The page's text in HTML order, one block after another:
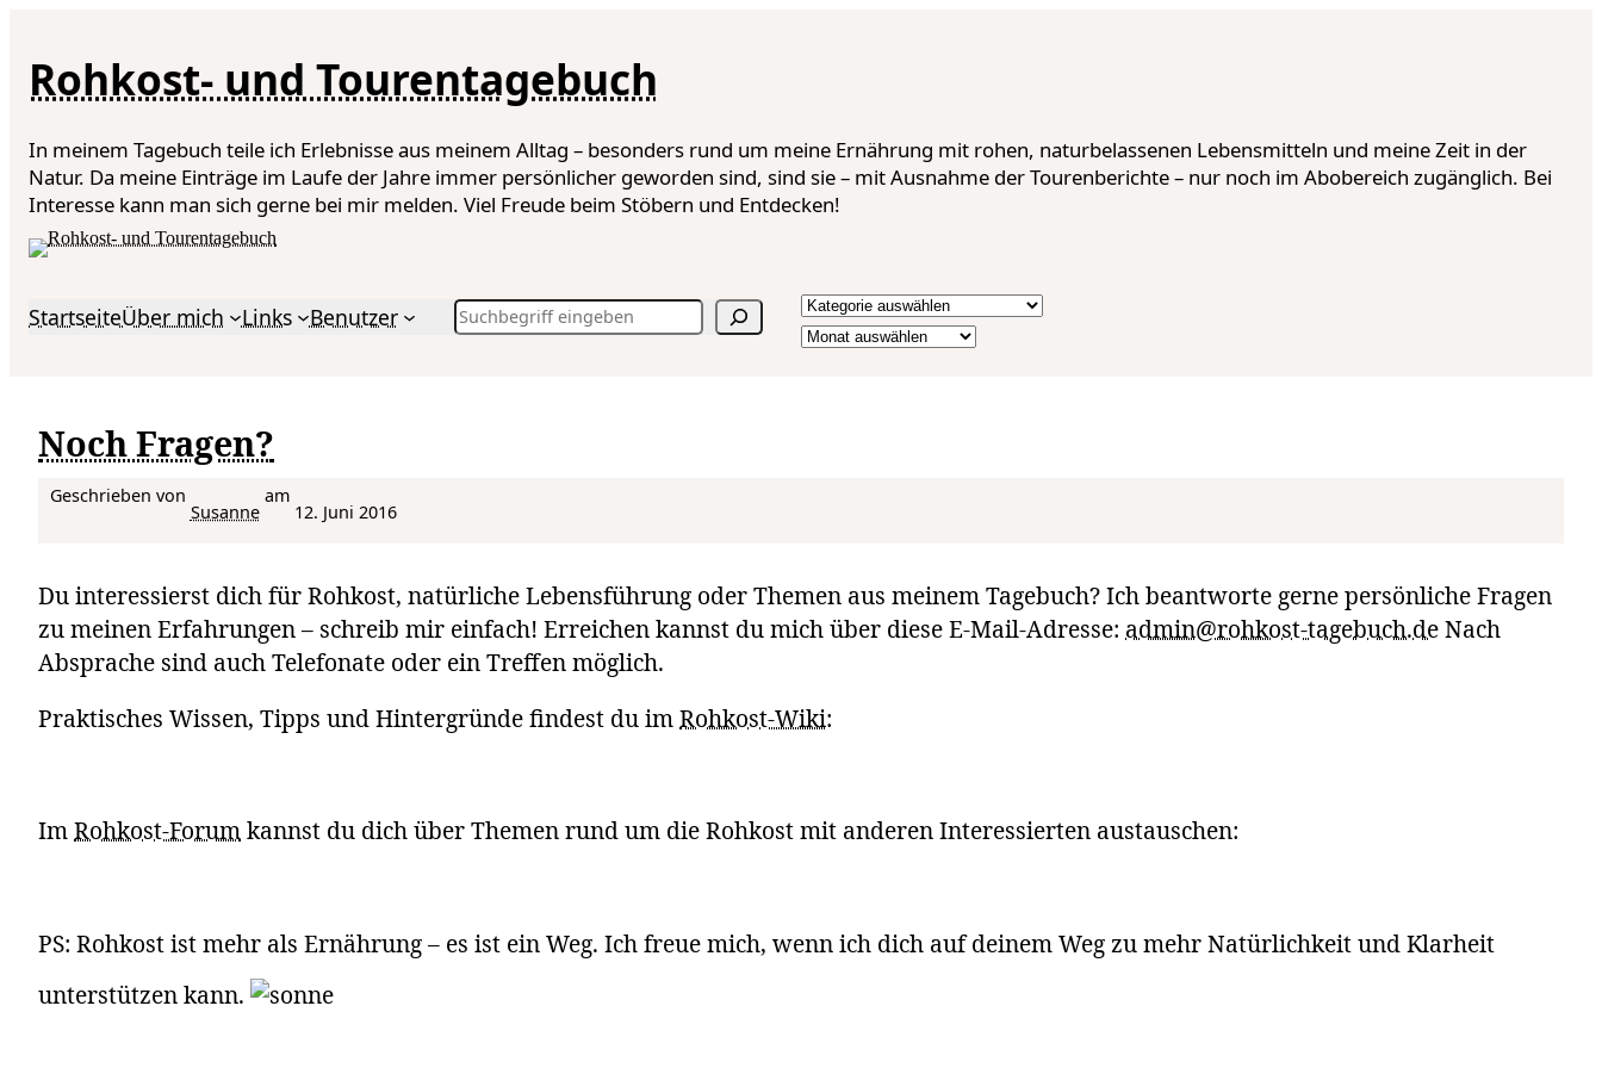
Rohkost- und Tourentagebuch
In meinem Tagebuch teile ich Erlebnisse aus meinem Alltag – besonders rund um meine Ernährung mit rohen, naturbelassenen Lebensmitteln und meine Zeit in der
Natur. Da meine Einträge im Laufe der Jahre immer persönlicher geworden sind, sind sie – mit Ausnahme der Tourenberichte – nur noch im Abobereich zugänglich. Bei
Interesse kann man sich gerne bei mir melden. Viel Freude beim Stöbern und Entdecken!
StartseiteÜber mich Links Benutzer Search
Kategorien
Archiv
Noch Fragen?
Geschrieben von
Susanne
am
12. Juni 2016
Du interessierst dich für Rohkost, natürliche Lebensführung oder Themen aus meinem Tagebuch? Ich beantworte gerne persönliche Fragen
zu meinen Erfahrungen – schreib mir einfach! Erreichen kannst du mich über diese E-Mail-Adresse: admin@rohkost-tagebuch.deNach
Absprache sind auch Telefonate oder ein Treffen möglich.
Praktisches Wissen, Tipps und Hintergründe findest du imRohkost-Wiki:
ImRohkost-Forumkannst du dich über Themen rund um die Rohkost mit anderen Interessierten austauschen:
PS: Rohkost ist mehr als Ernährung – es ist ein Weg. Ich freue mich, wenn ich dich auf deinem Weg zu mehr Natürlichkeit und Klarheit
unterstützen kann.